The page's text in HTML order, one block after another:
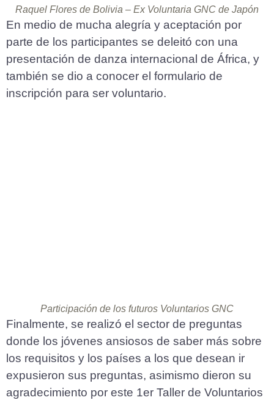
Raquel Flores de Bolivia – Ex Voluntaria GNC de Japón
En medio de mucha alegría y aceptación por
parte de los participantes se deleitó con una
presentación de danza internacional de África, y
también se dio a conocer el formulario de
inscripción para ser voluntario.
Participación de los futuros Voluntarios GNC
Finalmente, se realizó el sector de preguntas
donde los jóvenes ansiosos de saber más sobre
los requisitos y los países a los que desean ir
expusieron sus preguntas, asimismo dieron su
agradecimiento por este 1er Taller de Voluntarios